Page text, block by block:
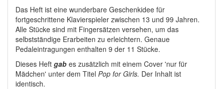
Das Heft ist eine wunderbare Geschenkidee für
fortgeschrittene Klavierspieler zwischen 13 und 99 Jahren.
Alle Stücke sind mit Fingersätzen versehen, um das
selbstständige Erarbeiten zu erleichtern. Genaue
Pedaleintragungen enthalten 9 der 11 Stücke.
Dieses Heft gab es zusätzlich mit einem Cover 'nur für
Mädchen' unter dem Titel Pop for Girls. Der Inhalt ist
identisch.